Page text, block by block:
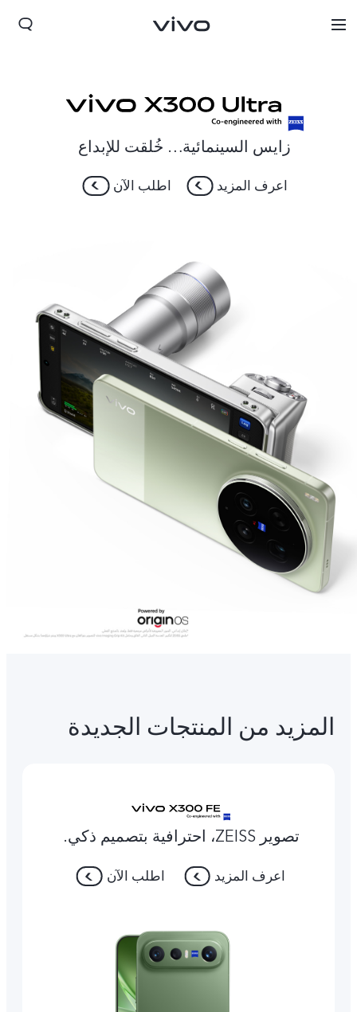
Saudi Arabia (AR) | حدد البلد/المنطقة
زايس السينمائية… خُلقت للإبداع
اعرف المزيد اطلب الآن
المزيد من المنتجات الجديدة
تصوير ZEISS، احترافية بتصميم ذكي.
اعرف المزيد اطلب الآن